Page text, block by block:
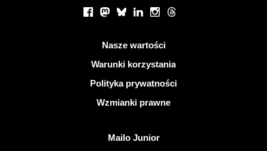
Portale społecznościowe
Facebook
Mastodon
BlueskyLinkedInInstagram
Threads
Nasze wartości
Warunki korzystania
Polityka prywatności
Wzmianki prawne
Mailo Junior